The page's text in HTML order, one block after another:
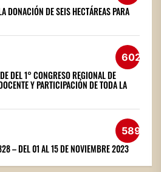
DONACIÓN DE SEIS HECTÁREAS PARA
602
DEL 1° CONGRESO REGIONAL DE
Y PARTICIPACIÓN DE TODA LA
589
– DEL 01 AL 15 DE NOVIEMBRE 2023